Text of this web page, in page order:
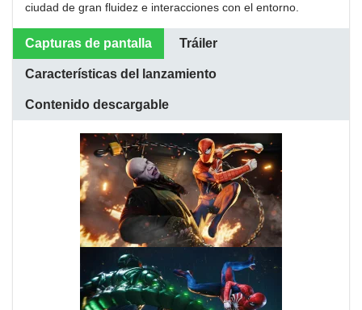
ciudad de gran fluidez e interacciones con el entorno.
Capturas de pantalla Tráiler
Características del lanzamiento
Contenido descargable